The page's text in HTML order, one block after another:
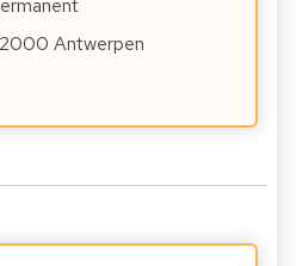
Antwerpen